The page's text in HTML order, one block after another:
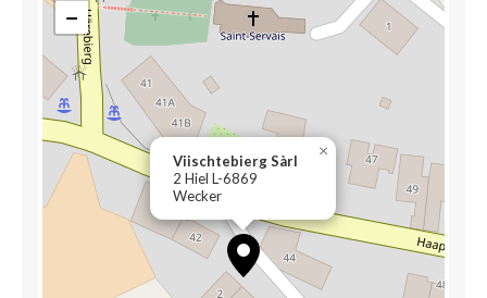
Viischtebierg Sàrl
2 Hiel L-6869
Wecker
×
−